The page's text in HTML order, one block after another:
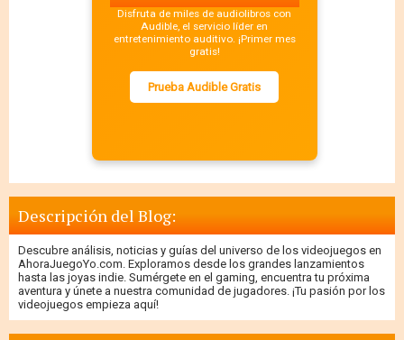
Disfruta de miles de audiolibros con
Audible, el servicio líder en
entretenimiento auditivo. ¡Primer mes
gratis!
Prueba Audible Gratis
Descripción del Blog:
Descubre análisis, noticias y guías del universo de los videojuegos en
AhoraJuegoYo.com. Exploramos desde los grandes lanzamientos
hasta las joyas indie. Sumérgete en el gaming, encuentra tu próxima
aventura y únete a nuestra comunidad de jugadores. ¡Tu pasión por los
videojuegos empieza aquí!